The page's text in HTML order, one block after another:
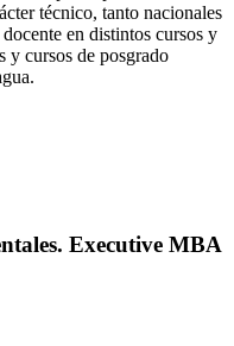
técnico, tanto nacionales
en distintos cursos y
y cursos de posgrado
.
Executive MBA